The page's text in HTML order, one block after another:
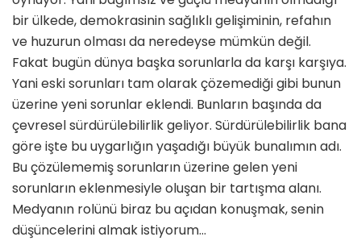
bir ülkede, demokrasinin sağlıklı gelişiminin, refahın
ve huzurun olması da neredeyse mümkün değil.
Fakat bugün dünya başka sorunlarla da karşı karşıya.
Yani eski sorunları tam olarak çözemediği gibi bunun
üzerine yeni sorunlar eklendi. Bunların başında da
çevresel sürdürülebilirlik geliyor. Sürdürülebilirlik bana
göre işte bu uygarlığın yaşadığı büyük bunalımın adı.
Bu çözülememiş sorunların üzerine gelen yeni
sorunların eklenmesiyle oluşan bir tartışma alanı.
Medyanın rolünü biraz bu açıdan konuşmak, senin
düşüncelerini almak istiyorum…